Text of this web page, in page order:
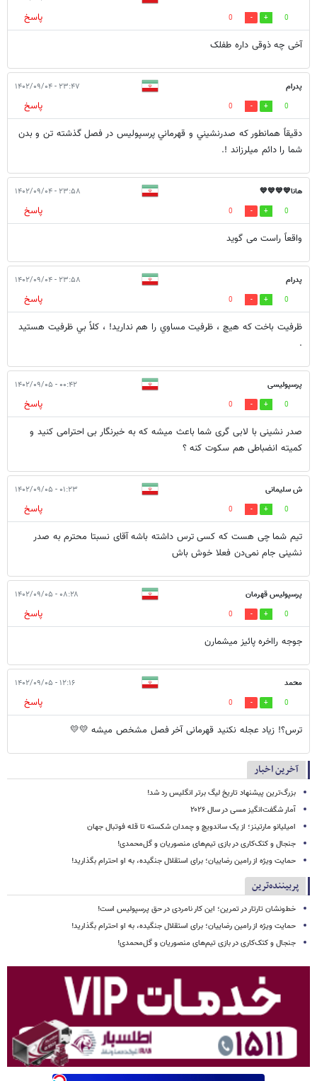
0
0
پاسخ
آخی چه ذوقی داره طفلک
پدرام ۲۳:۴۷ - ۱۴۰۲/۰۹/۰۴
0
0
پاسخ
دقيقاً همانطور كه صدرنشيني و قهرماني پرسپوليس در فصل گذشته تن و بدن
شما را دائم ميلرزاند !.
هانا💙💙💙💙 ۲۳:۵۸ - ۱۴۰۲/۰۹/۰۴
0
0
پاسخ
واقعاً راست می گوید
پدرام ۲۳:۵۸ - ۱۴۰۲/۰۹/۰۴
0
0
پاسخ
ظرفيت باخت كه هيچ ، ظرفيت مساوي را هم نداريد! ، كلاً بي ظرفيت هستيد
.
پرسپولیسی ۰۰:۴۲ - ۱۴۰۲/۰۹/۰۵
0
0
پاسخ
صدر نشینی با لابی گری شما باعث میشه که به خبرنگار بی احترامی کنید و
کمیته انضباطی هم سکوت کنه ؟
ش سلیمانی ۰۱:۲۳ - ۱۴۰۲/۰۹/۰۵
0
0
پاسخ
تیم شما چی هست که کسی ترس داشته باشه آقای نسبتا محترم به صدر
نشینی جام نمی‌دن فعلا خوش باش
پرسپولیس قهرمان ۰۸:۲۸ - ۱۴۰۲/۰۹/۰۵
0
0
پاسخ
جوجه رااخره پائیز میشمارن
محمد ۱۲:۱۶ - ۱۴۰۲/۰۹/۰۵
0
0
پاسخ
ترس؟! زیاد عجله نکنید قهرمانی آخر فصل مشخص میشه 💛💛
آخرین اخبار
بزرگ‌ترین پیشنهاد تاریخ لیگ برتر انگلیس رد شد!
آمار شگفت‌انگیز مسی در سال ۲۰۲۶
امیلیانو مارتینز؛ از یک ساندویچ و چمدان شکسته تا قله فوتبال جهان
جنجال و کتک‌کاری در بازی تیم‌های منصوریان و گل‌محمدی!
حمایت ویژه از رامین رضاییان؛ برای استقلال جنگیده، به او احترام بگذارید!
پربیننده‌ترین
خط‌ونشان تارتار در تمرین؛ این کار نامردی در حق پرسپولیس است!
حمایت ویژه از رامین رضاییان؛ برای استقلال جنگیده، به او احترام بگذارید!
جنجال و کتک‌کاری در بازی تیم‌های منصوریان و گل‌محمدی!